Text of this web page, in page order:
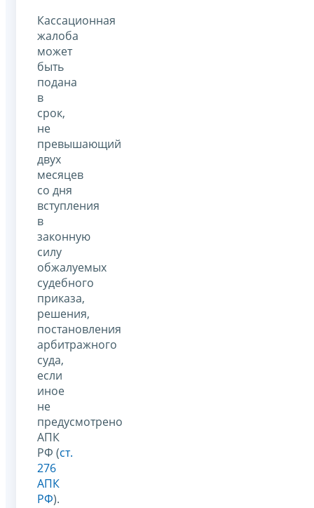
Кассационная
жалоба
может
быть
подана
в
срок,
не
превышающий
двух
месяцев
со дня
вступления
в
законную
силу
обжалуемых
судебного
приказа,
решения,
постановления
арбитражного
суда,
если
иное
не
предусмотрено
АПК
РФ (ст.
276
АПК
РФ).